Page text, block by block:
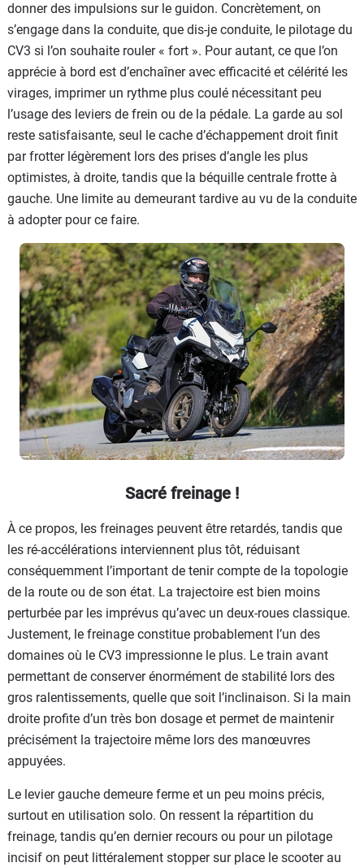
donner des impulsions sur le guidon. Concrètement, on
s’engage dans la conduite, que dis-je conduite, le pilotage du
CV3 si l’on souhaite rouler « fort ». Pour autant, ce que l’on
apprécie à bord est d’enchaîner avec efficacité et célérité les
virages, imprimer un rythme plus coulé nécessitant peu
l’usage des leviers de frein ou de la pédale. La garde au sol
reste satisfaisante, seul le cache d’échappement droit finit
par frotter légèrement lors des prises d’angle les plus
optimistes, à droite, tandis que la béquille centrale frotte à
gauche. Une limite au demeurant tardive au vu de la conduite
à adopter pour ce faire.
Sacré freinage !
À ce propos, les freinages peuvent être retardés, tandis que
les ré-accélérations interviennent plus tôt, réduisant
conséquemment l’important de tenir compte de la topologie
de la route ou de son état. La trajectoire est bien moins
perturbée par les imprévus qu’avec un deux-roues classique.
Justement, le freinage constitue probablement l’un des
domaines où le CV3 impressionne le plus. Le train avant
permettant de conserver énormément de stabilité lors des
gros ralentissements, quelle que soit l’inclinaison. Si la main
droite profite d’un très bon dosage et permet de maintenir
précisément la trajectoire même lors des manœuvres
appuyées.
Le levier gauche demeure ferme et un peu moins précis,
surtout en utilisation solo. On ressent la répartition du
freinage, tandis qu’en dernier recours ou pour un pilotage
incisif on peut littéralement stopper sur place le scooter au